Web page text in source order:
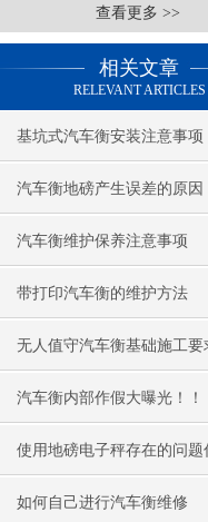
查看更多 >>
相关文章
RELEVANT ARTICLES
基坑式汽车衡安装注意事项
汽车衡地磅产生误差的原因
汽车衡维护保养注意事项
带打印汽车衡的维护方法
无人值守汽车衡基础施工要
汽车衡内部作假大曝光！！
使用地磅电子秤存在的问题
个
如何自己进行汽车衡维修